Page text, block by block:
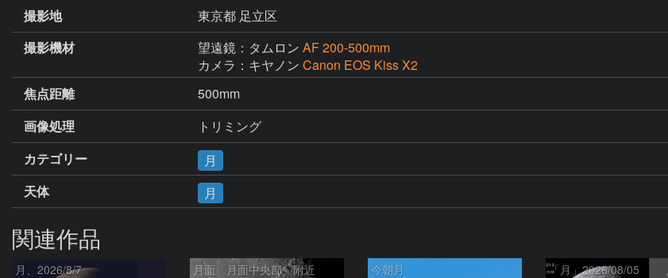
撮影地
東京都 足立区
撮影機材
望遠鏡：タムロン AF 200-500mm
カメラ：キヤノン Canon EOS Kiss X2
焦点距離
500mm
画像処理
トリミング
カテゴリー
月
天体
月
関連作品
月、2026/8/7 月面「月面中央部」附近 今朝月 「月」2026/08/05